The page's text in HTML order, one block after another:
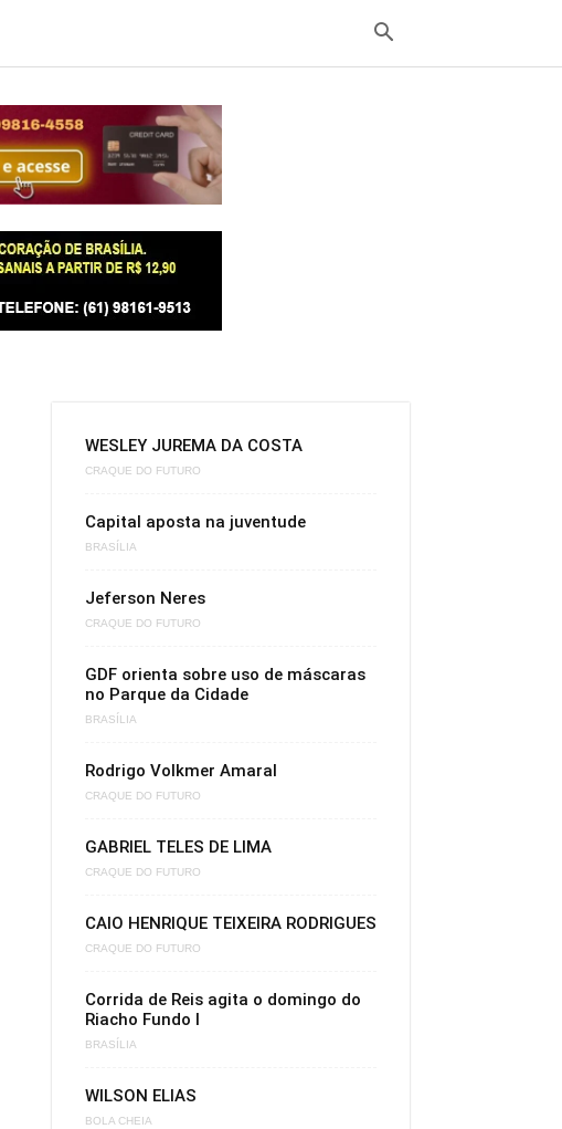
WESLEY JUREMA DA COSTA
CRAQUE DO FUTURO
Capital aposta na juventude
BRASÍLIA
Jeferson Neres
CRAQUE DO FUTURO
GDF orienta sobre uso de máscaras
no Parque da Cidade
BRASÍLIA
Rodrigo Volkmer Amaral
CRAQUE DO FUTURO
GABRIEL TELES DE LIMA
CRAQUE DO FUTURO
CAIO HENRIQUE TEIXEIRA RODRIGUES
CRAQUE DO FUTURO
Corrida de Reis agita o domingo do
Riacho Fundo I
BRASÍLIA
WILSON ELIAS
BOLA CHEIA